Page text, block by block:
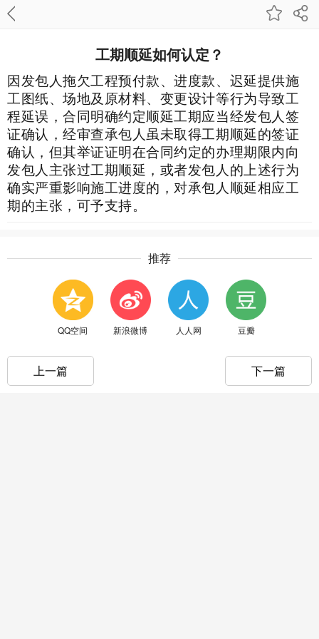
工期顺延如何认定？
因发包人拖欠工程预付款、进度款、迟延提供施
工图纸、场地及原材料、变更设计等行为导致工
程延误，合同明确约定顺延工期应当经发包人签
证确认，经审查承包人虽未取得工期顺延的签证
确认，但其举证证明在合同约定的办理期限内向
发包人主张过工期顺延，或者发包人的上述行为
确实严重影响施工进度的，对承包人顺延相应工
期的主张，可予支持。
推荐
QQ空间 新浪微博 人人网 豆瓣
上一篇 下一篇